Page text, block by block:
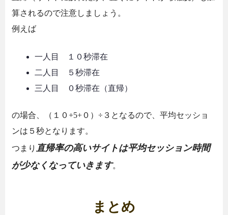
算されるので注意しましょう。
例えば
一人目 １０秒滞在
二人目 ５秒滞在
三人目 ０秒滞在（直帰）
の場合、（１０+5+０）÷３となるので、平均セッショ
ンは５秒となります。
つまり直帰率の高いサイトは平均セッション時間
が少なくなっていきます。
まとめ